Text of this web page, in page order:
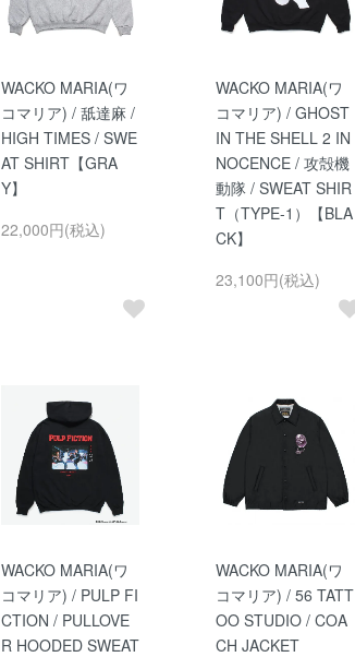
WACKO MARIA(ワ
コマリア) / 舐達麻 /
HIGH TIMES / SWE
AT SHIRT【GRA
Y】
22,000円(税込)
WACKO MARIA(ワ
コマリア) / GHOST
IN THE SHELL 2 IN
NOCENCE / 攻殻機
動隊 / SWEAT SHIR
T（TYPE-1）【BLA
CK】
23,100円(税込)
WACKO MARIA(ワ
コマリア) / PULP FI
CTION / PULLOVE
R HOODED SWEAT
WACKO MARIA(ワ
コマリア) / 56 TATT
OO STUDIO / COA
CH JACKET